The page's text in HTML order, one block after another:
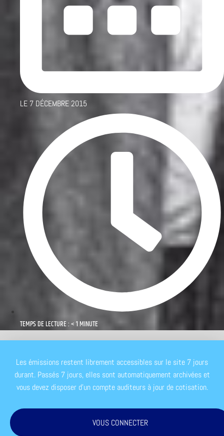
LE 7 DÉCEMBRE 2015
TEMPS DE LECTURE : < 1 MINUTE
Les émissions restent librement accessibles sur le site 7 jours
durant. Passés 7 jours, elles sont automatiquement archivées et
vous devez disposer d'un compte auditeurs à jour de cotisation.
VOUS CONNECTER